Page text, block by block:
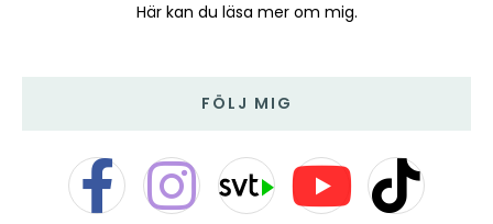
Här kan du läsa mer om mig.
FÖLJ MIG
F I Y T